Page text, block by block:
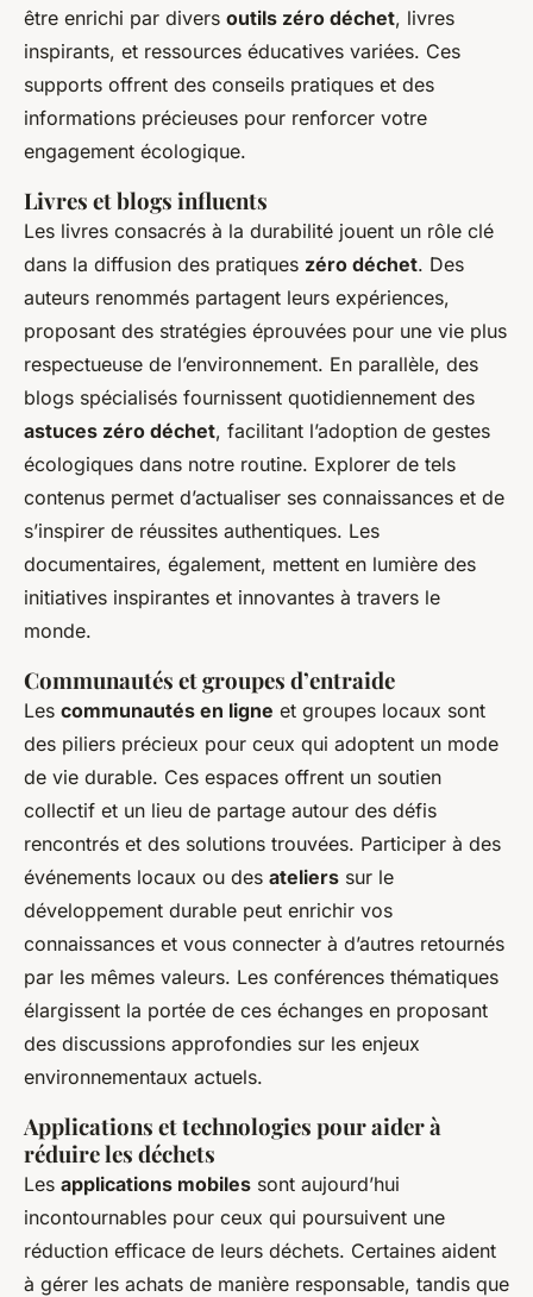
être enrichi par divers outils zéro déchet, livres
inspirants, et ressources éducatives variées. Ces
supports offrent des conseils pratiques et des
informations précieuses pour renforcer votre
engagement écologique.
Livres et blogs influents
Les livres consacrés à la durabilité jouent un rôle clé
dans la diffusion des pratiques zéro déchet. Des
auteurs renommés partagent leurs expériences,
proposant des stratégies éprouvées pour une vie plus
respectueuse de l’environnement. En parallèle, des
blogs spécialisés fournissent quotidiennement des
astuces zéro déchet, facilitant l’adoption de gestes
écologiques dans notre routine. Explorer de tels
contenus permet d’actualiser ses connaissances et de
s’inspirer de réussites authentiques. Les
documentaires, également, mettent en lumière des
initiatives inspirantes et innovantes à travers le
monde.
Communautés et groupes d’entraide
Les communautés en ligne et groupes locaux sont
des piliers précieux pour ceux qui adoptent un mode
de vie durable. Ces espaces offrent un soutien
collectif et un lieu de partage autour des défis
rencontrés et des solutions trouvées. Participer à des
événements locaux ou des ateliers sur le
développement durable peut enrichir vos
connaissances et vous connecter à d’autres retournés
par les mêmes valeurs. Les conférences thématiques
élargissent la portée de ces échanges en proposant
des discussions approfondies sur les enjeux
environnementaux actuels.
Applications et technologies pour aider à
réduire les déchets
Les applications mobiles sont aujourd’hui
incontournables pour ceux qui poursuivent une
réduction efficace de leurs déchets. Certaines aident
à gérer les achats de manière responsable, tandis que